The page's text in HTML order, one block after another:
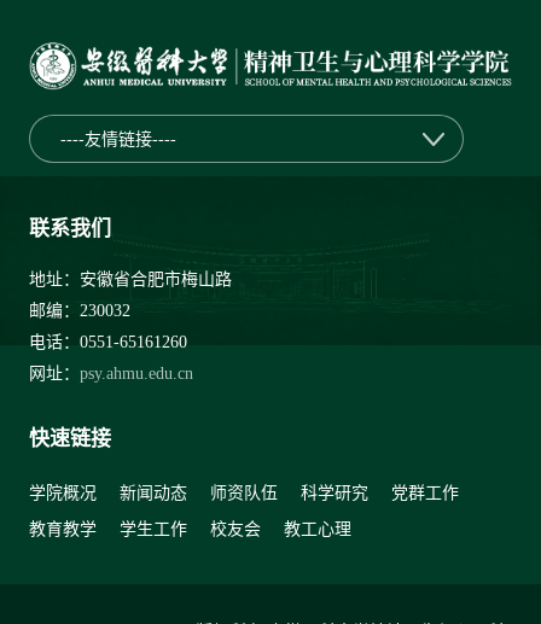
----友情链接----
联系我们
地址：安徽省合肥市梅山路
邮编：230032
电话：0551-65161260
网址： psy.ahmu.edu.cn
快速链接
学院概况 新闻动态 师资队伍 科学研究
党群工作
教育教学
学生工作 校友会 教工心理